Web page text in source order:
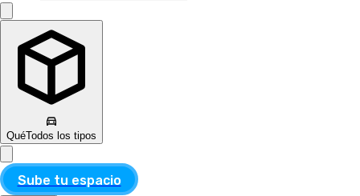
QuéTodos los tipos
Sube tu espacio